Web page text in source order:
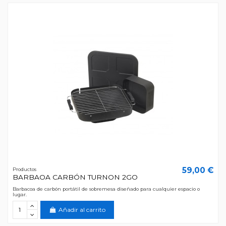
Productos
BARBAOA CARBÓN TURNON 2GO
59,00 €
Barbacoa de carbón portátil de sobremesa diseñado para cualquier espacio o
lugar.
Añadir al carrito